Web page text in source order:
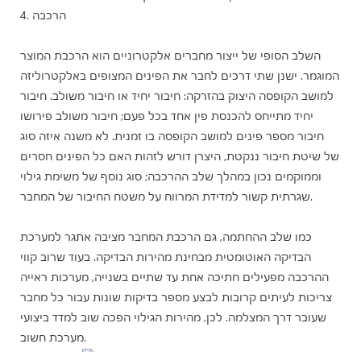
4. הרכבה
השלב הסופי של ייצור מחברים אלקטרוניים הוא הרכבת המוצר
המוגמר. ישנן שתי דרכים לחבר את הפינים המצופים באלקטרוליזה
למושב הקופסה היצוק בהזרקה: חיבור יחיד או חיבור משולב. חיבור
יחיד מתייחס להכנסת פין אחד בכל פעם; חיבור משולב פירושו
חיבור מספר פינים למושב הקופסה בו זמנית. לא משנה איזה סוג
של שיטת חיבור ננקטת, היצרן דורש לזהות האם כל הפינים חסרים
וממוקמים נכון במהלך שלב ההרכבה; סוג נוסף של משימת גילוי
שגרתית קשור למדידת המרווח על משטח החיבור של המחבר.
כמו שלב ההחתמה, גם הרכבת המחבר מציבה אתגר למערכת
הבדיקה האוטומטית מבחינת מהירות הבדיקה. בעוד שרוב קווי
ההרכבה מפעילים חתיכה אחת עד שתיים בשנייה, מערכות ראייה
צריכות לעיתים קרובות לבצע מספר בדיקות שונות עבור כל מחבר
שעובר דרך המצלמה. לכן, מהירות הגילוי הפכה שוב למדד ביצועי
מערכת חשוב.